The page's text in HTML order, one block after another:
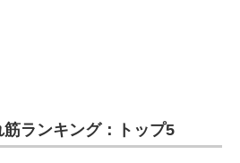
筋ランキング：トップ5